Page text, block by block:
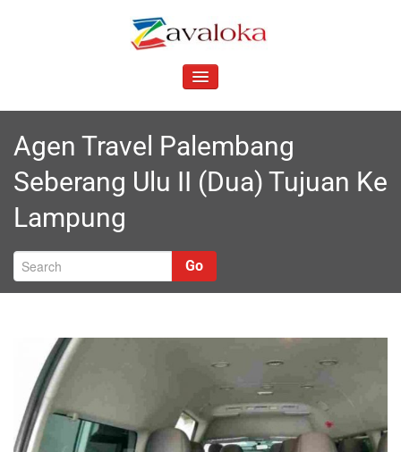
Your Best and Affordable Travel Partner
TOGGLE
Agen Travel Palembang
Seberang Ulu II (Dua) Tujuan Ke
Lampung
Go